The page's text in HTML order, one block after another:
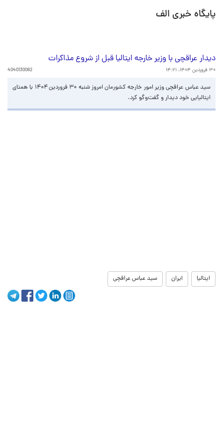
پایگاه خبری الف
دیدار عراقچی با وزیر خارجه ایتالیا قبل از شروع مذاکرات
۳۰ فروردین ۱۴۰۴، ۱۴:۲۱ 4040130082
سید عباس عراقچی وزیر امور خارجه کشورمان امروز شنبه ۳۰ فروردین ۱۴۰۴ با همتای
ایتالیایی خود دیدار و گفت‌وگو کرد.
ایتالیا ایران سید عباس عراقچی